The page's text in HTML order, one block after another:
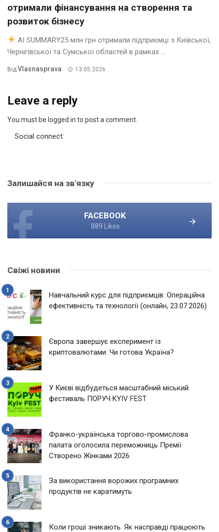
отримали фінансування на створення та
розвиток бізнесу
AI SUMMARY25 млн грн отримали підприємці з Київської,
Чернігівської та Сумської областей в рамках ...
ВідVlasnasprava 13.05.2026
Leave a reply
You must be logged in to post a comment.
Social connect:
Залишайся на зв'язку
FACEBOOK
889 Likes
Свіжі новини
Навчальний курс для підприємців: Операційна
ефективність та технології (онлайн, 23.07.2026)
Європа завершує експеримент із
криптовалютами. Чи готова Україна?
У Києві відбудеться масштабний міський
фестиваль ПОРУЧ KYIV FEST
Франко-українська торгово-промислова
палата оголосила переможниць Премії
Створено Жінками 2026
За використання ворожих програмних
продуктів не каратимуть
Коли гроші зникають. Як насправді працюють